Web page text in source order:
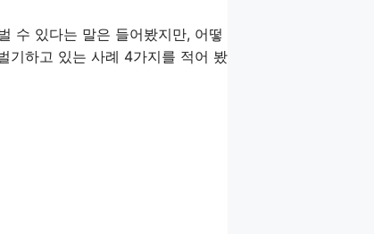
수 있다는 말은 들어봤지만, 어떻
기하고 있는 사례 4가지를 적어 봤